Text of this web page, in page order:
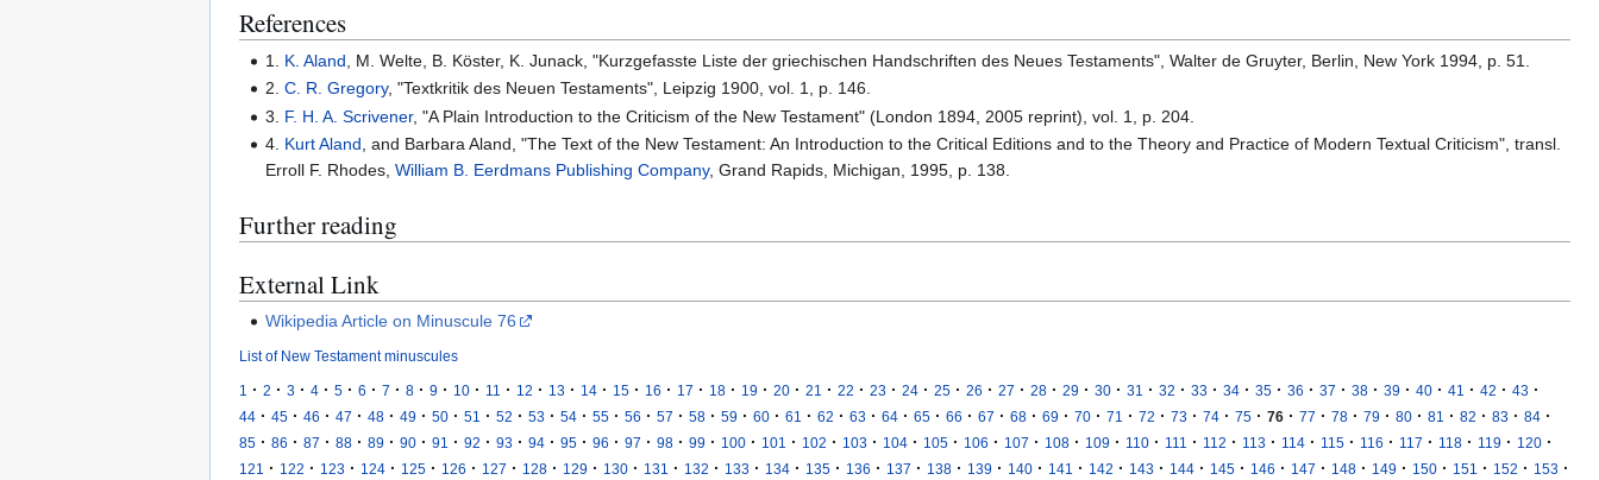
References
1. K. Aland , M. Welte, B. Köster, K. Junack, "Kurzgefasste Liste der griechischen Handschriften des Neues Testaments", Walter de Gruyter, Berlin, New York 1994, p. 51.
2.C. R. Gregory, "Textkritik des Neuen Testaments", Leipzig 1900, vol. 1, p. 146.
3. F. H. A. Scrivener, "A Plain Introduction to the Criticism of the New Testament" (London 1894, 2005 reprint), vol. 1, p. 204.
4. Kurt Aland , and Barbara Aland, "The Text of the New Testament: An Introduction to the Critical Editions and to the Theory and Practice of Modern Textual Criticism", transl.
Erroll F. Rhodes,William B. Eerdmans Publishing Company, Grand Rapids, Michigan, 1995, p. 138.
Further reading
External Link
Wikipedia Article on Minuscule 76
List of New Testament minuscules
1 · 2 · 3 · 4 · 5 · 6 · 7 · 8 · 9 · 10 · 11 · 12 · 13 · 14 · 15 · 16 · 17 · 18 · 19 · 20 · 21 · 22 · 23 · 24 · 25 · 26 · 27 · 28 · 29 · 30 · 31 · 32 · 33 · 34 · 35 · 36 · 37 · 38 · 39 · 40 · 41 · 42 · 43 ·
44 · 45 · 46 · 47 · 48 · 49 · 50 · 51 · 52 · 53 · 54 · 55 · 56 · 57 · 58 · 59 · 60 · 61 · 62 · 63 · 64 · 65 · 66 · 67 · 68 · 69 · 70 · 71 · 72 · 73 · 74 · 75 · 76 · 77 · 78 · 79 · 80 · 81 · 82 · 83 · 84 ·
85 · 86 · 87 · 88 · 89 · 90 · 91 · 92 · 93 · 94 · 95 · 96 · 97 · 98 · 99 · 100 · 101 · 102 · 103 · 104 · 105 · 106 · 107 · 108 · 109 · 110 · 111 · 112 · 113 · 114 · 115 · 116 · 117 · 118 · 119 · 120 ·
121 · 122 · 123 · 124 · 125 · 126 · 127 · 128 · 129 · 130 · 131 · 132 · 133 · 134 · 135 · 136 · 137 · 138 · 139 · 140 · 141 · 142 · 143 · 144 · 145 · 146 · 147 · 148 · 149 · 150 · 151 · 152 · 153 ·